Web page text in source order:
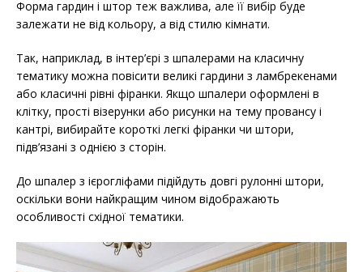
Форма гардин і штор теж важлива, але її вибір буде
залежати не від кольору, а від стилю кімнати.
Так, наприклад, в інтер’єрі з шпалерами на класичну
тематику можна повісити великі гардини з ламбрекенами
або класичні рівні фіранки. Якщо шпалери оформлені в
клітку, прості візерунки або рисунки на тему провансу і
кантрі, вибирайте короткі легкі фіранки чи штори,
підв’язані з однією з сторін.
До шпалер з ієрогліфами підійдуть довгі рулонні штори,
оскільки вони найкращим чином відображають
особливості східної тематики.